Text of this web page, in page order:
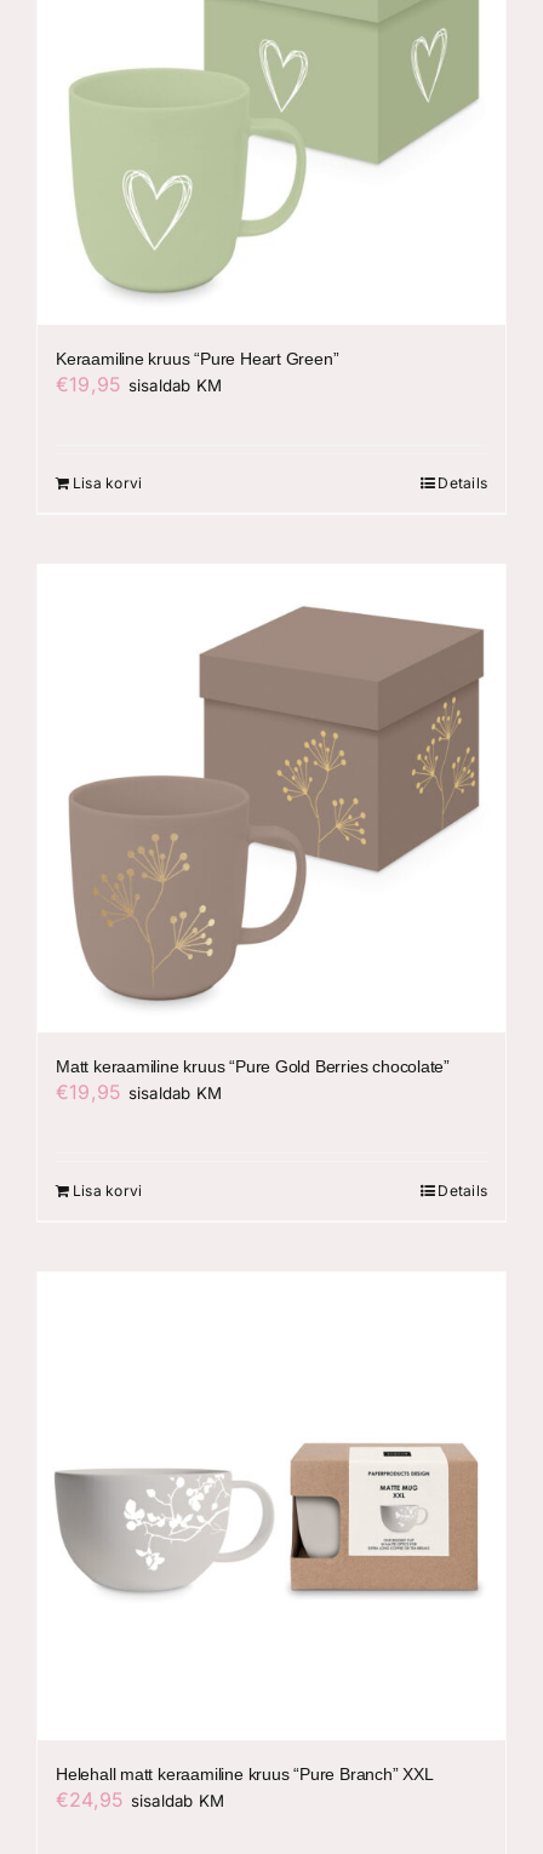
Keraamiline kruus “Pure Heart Green”
€19,95 sisaldab KM
Lisa korvi Details
Matt keraamiline kruus “Pure Gold Berries chocolate”
€19,95 sisaldab KM
Lisa korvi Details
Helehall matt keraamiline kruus “Pure Branch” XXL
€24,95 sisaldab KM